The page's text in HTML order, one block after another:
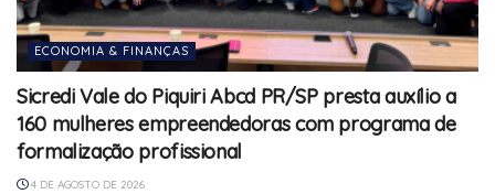
ECONOMIA & FINANÇAS
Sicredi Vale do Piquiri Abcd PR/SP presta auxílio a
160 mulheres empreendedoras com programa de
formalização profissional
4 DE AGOSTO DE 2026